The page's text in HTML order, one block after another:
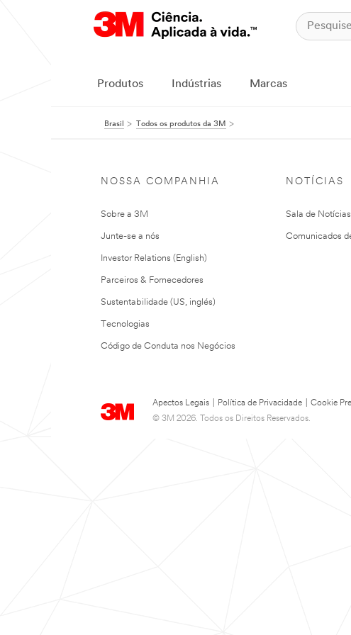
Produtos Indústrias Marcas
Brasil Todos os produtos da 3M
NOSSA COMPANHIA
Sobre a 3M
Junte-se a nós
Investor Relations (English)
Parceiros & Fornecedores
Sustentabilidade (US, inglés)
Tecnologias
Código de Conduta nos Negócios
NOTÍCIAS
Sala de Notícias
Comunicados
Apectos Legais Política de Privacidade Cookie
© 3M 2026. Todos os Direitos Reservados.